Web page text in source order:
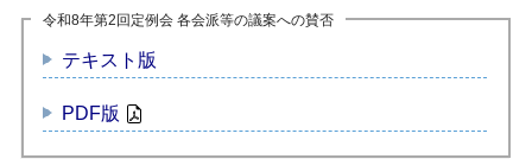
令和8年第2回定例会 各会派等の議案への賛否
テキスト版
PDF版